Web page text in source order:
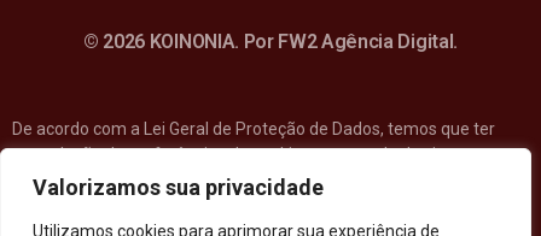
Valorizamos sua privacidade
Utilizamos cookies para aprimorar sua experiência de
© 2026 KOINONIA. Por FW2 Agência Digital.
De acordo com a Lei Geral de Proteção de Dados, temos que ter
a regulação de preferências de cookies na entrada do site e a
apresentação da Política de Privacidade.